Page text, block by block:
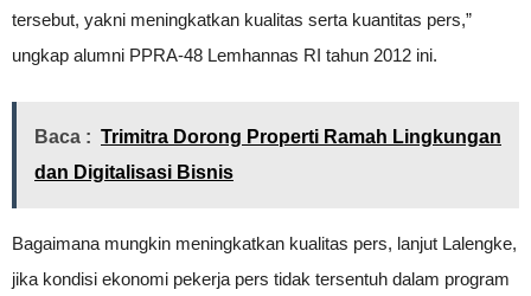
tersebut, yakni meningkatkan kualitas serta kuantitas pers,”
ungkap alumni PPRA-48 Lemhannas RI tahun 2012 ini.
Baca : Trimitra Dorong Properti Ramah Lingkungan
dan Digitalisasi Bisnis
Bagaimana mungkin meningkatkan kualitas pers, lanjut Lalengke,
jika kondisi ekonomi pekerja pers tidak tersentuh dalam program